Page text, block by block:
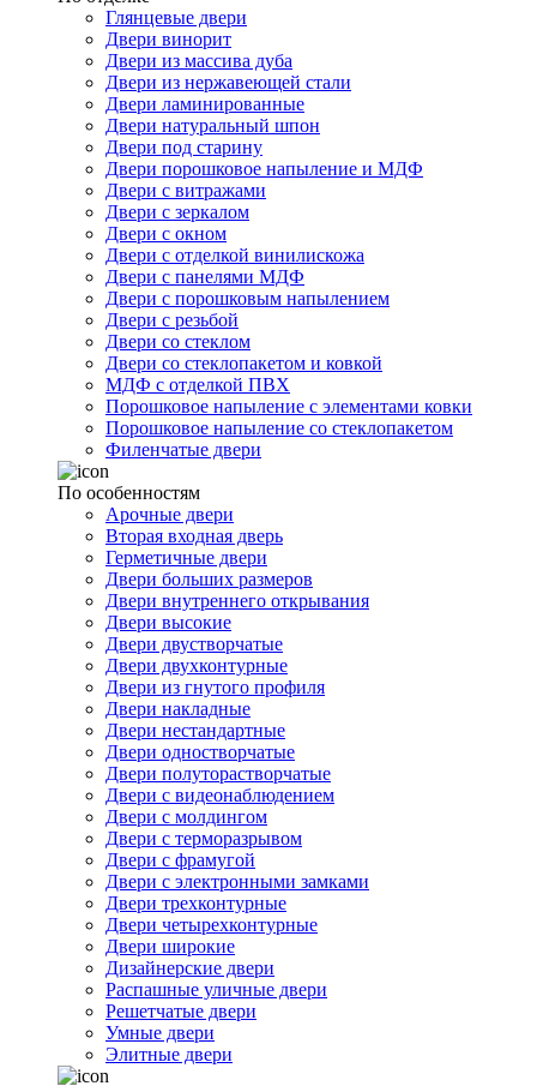
Глянцевые двери
Двери винорит
Двери из массива дуба
Двери из нержавеющей стали
Двери ламинированные
Двери натуральный шпон
Двери под старину
Двери порошковое напыление и МДФ
Двери с витражами
Двери с зеркалом
Двери с окном
Двери с отделкой винилискожа
Двери с панелями МДФ
Двери с порошковым напылением
Двери с резьбой
Двери со стеклом
Двери со стеклопакетом и ковкой
МДФ с отделкой ПВХ
Порошковое напыление с элементами ковки
Порошковое напыление со стеклопакетом
Филенчатые двери
По особенностям
Арочные двери
Вторая входная дверь
Герметичные двери
Двери больших размеров
Двери внутреннего открывания
Двери высокие
Двери двустворчатые
Двери двухконтурные
Двери из гнутого профиля
Двери накладные
Двери нестандартные
Двери одностворчатые
Двери полуторастворчатые
Двери с видеонаблюдением
Двери с молдингом
Двери с терморазрывом
Двери с фрамугой
Двери с электронными замками
Двери трехконтурные
Двери четырехконтурные
Двери широкие
Дизайнерские двери
Распашные уличные двери
Решетчатые двери
Умные двери
Элитные двери